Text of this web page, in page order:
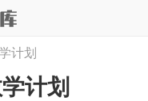
计划
计划